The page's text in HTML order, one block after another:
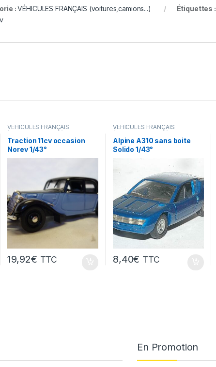
:VÉHICULES FRANÇAIS (voitures,camions...) Étiquettes :
VÉHICULES FRANÇAIS
(voitures,camions...)
Traction 11cv occasion
Norev 1/43°
19,92€ TTC
VÉHICULES FRANÇAIS
(voitures,camions...)
Alpine A310 sans boite
Solido 1/43°
8,40€ TTC
En Promotion